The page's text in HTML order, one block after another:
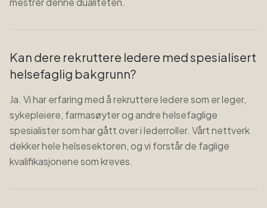
Kan dere rekruttere ledere med spesialisert
helsefaglig bakgrunn?
Ja. Vi har erfaring med å rekruttere ledere som er leger,
sykepleiere, farmasøyter og andre helsefaglige
spesialister som har gått over i lederroller. Vårt nettverk
dekker hele helsesektoren, og vi forstår de faglige
kvalifikasjonene som kreves.